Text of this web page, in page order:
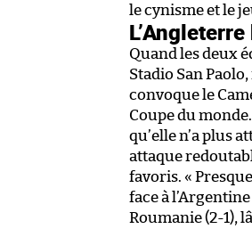
le cynisme et le
Quand les deux
Stadio San
convoque le
Coupe du
qu’elle n’a plus
attaque
favoris. «
face à
Roumanie (2-1),